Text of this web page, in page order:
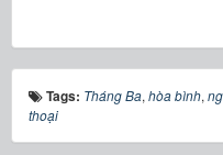
Tags: Tháng Ba, hòa bình,
thoại